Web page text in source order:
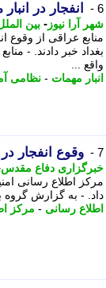
6 - انفجار در انبار
شهر آرا نیوز - بین
منابع عراقی از وقوع
بغداد خبر دادند. -
واقع ...
انبار مهمات - نظامی
7 - وقوع انفجار در
خبرگزاری دفاع مقدس
مرکز اطلاع رسانی
داد. - به گزارش گروه
اطلاع رسانی - مرکز